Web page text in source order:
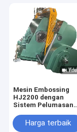
Mesin Embossing
HJ2200 dengan
Sistem Pelumasan
Bakar Terpusat
Harga terbaik